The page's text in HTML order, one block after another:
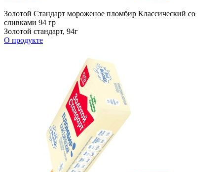
Золотой Стандарт мороженое пломбир Классический со
сливками 94 гр
Золотой стандарт, 94г
О продукте